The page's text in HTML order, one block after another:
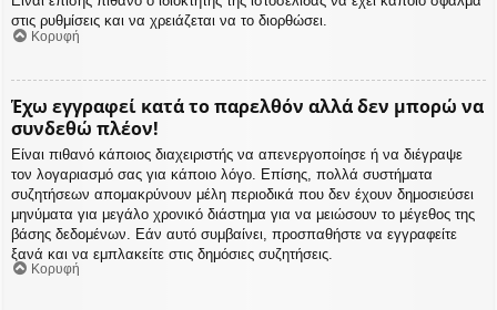
στις ρυθμίσεις και να χρειάζεται να το διορθώσει.
Κορυφή
Έχω εγγραφεί κατά το παρελθόν αλλά δεν μπορώ να
συνδεθώ πλέον!
Είναι πιθανό κάποιος διαχειριστής να απενεργοποίησε ή να διέγραψε
τον λογαριασμό σας για κάποιο λόγο. Επίσης, πολλά συστήματα
συζητήσεων απομακρύνουν μέλη περιοδικά που δεν έχουν δημοσιεύσει
μηνύματα για μεγάλο χρονικό διάστημα για να μειώσουν το μέγεθος της
βάσης δεδομένων. Εάν αυτό συμβαίνει, προσπαθήστε να εγγραφείτε
ξανά και να εμπλακείτε στις δημόσιες συζητήσεις.
Κορυφή